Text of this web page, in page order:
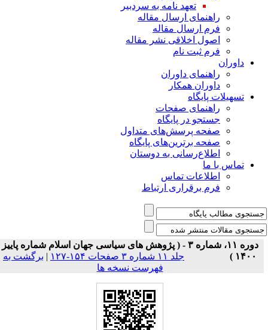
تعهد نامه به سردبیر
راهنمای ارسال مقاله
فرم ارسال مقاله
اصول اخلاقی نشر مقاله
فرم ثبت نام
داوران
راهنمای داوران
داوران همکار
تسهیلات پایگاه
راهنمای صفحات
جستجو در پایگاه
صفحه پرسش‌های متداول
صفحه برترین‌های پایگاه
اطلاع‌رسانی به دوستان
تماس با ما
اطلاعات تماس
فرم برقراری ارتباط
دوره ۱۱، شماره ۳ - ( پژوهش های سیاسی جهان اسلام شماره پاییز
۱۴۰۰ )
جلد ۱۱ شماره ۳ صفحات ۱۵۴-۱۲۷ | برگشت به
فهرست نسخه ها